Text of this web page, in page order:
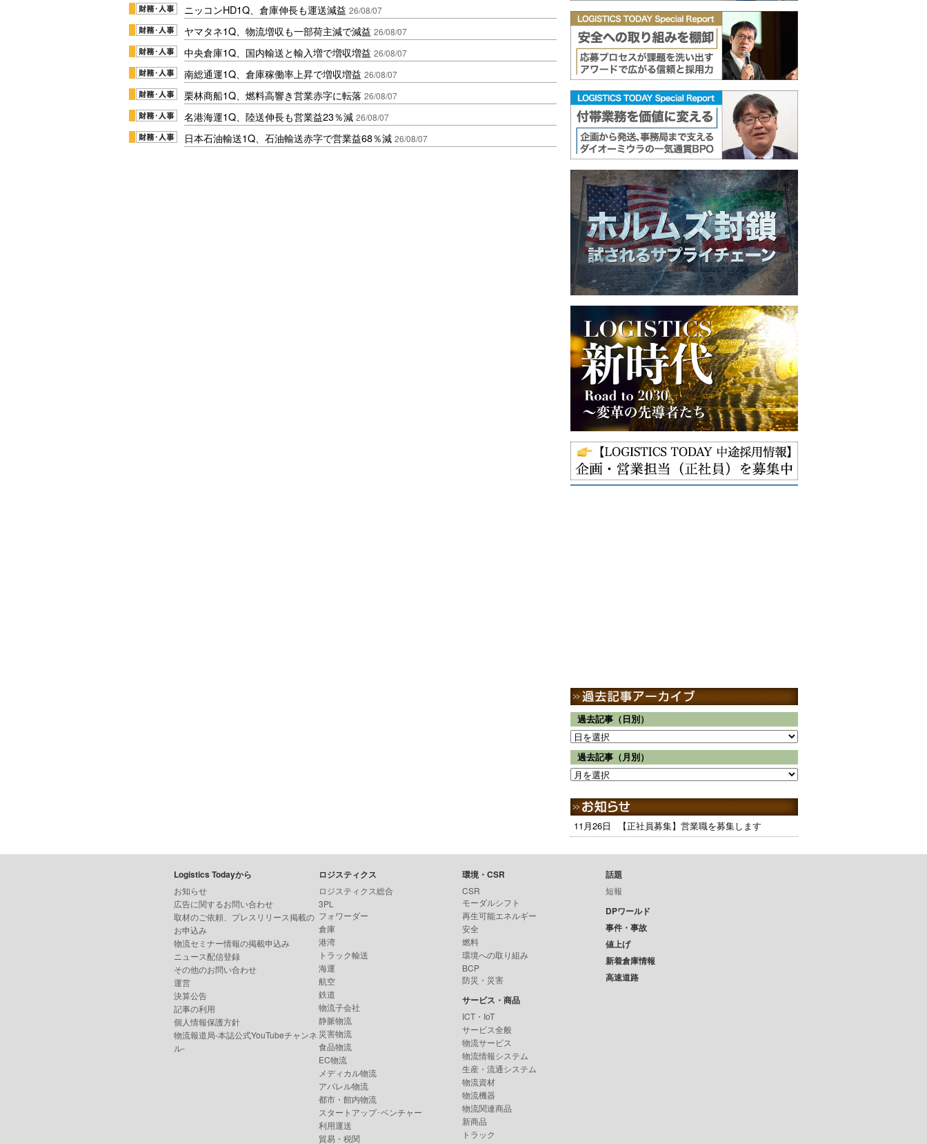
ニッコンHD1Q、倉庫伸長も運送減益 26/08/07
ヤマタネ1Q、物流増収も一部荷主減で減益 26/08/07
中央倉庫1Q、国内輸送と輸入増で増収増益 26/08/07
南総通運1Q、倉庫稼働率上昇で増収増益 26/08/07
栗林商船1Q、燃料高響き営業赤字に転落 26/08/07
名港海運1Q、陸送伸長も営業益23％減 26/08/07
日本石油輸送1Q、石油輸送赤字で営業益68％減 26/08/07
過去記事（日別）
過去記事（月別）
11月26日 【正社員募集】営業職を募集します
Logistics Todayから
お知らせ
広告に関するお問い合わせ
取材のご依頼、プレスリリース掲載の
お申込み
物流セミナー情報の掲載申込み
ニュース配信登録
その他のお問い合わせ
運営
決算公告
記事の利用
個人情報保護方針
物流報道局-本誌公式YouTubeチャンネ
ル-
ロジスティクス
ロジスティクス総合
3PL
フォワーダー
倉庫
港湾
トラック輸送
海運
航空
鉄道
物流子会社
静脈物流
災害物流
食品物流
EC物流
メディカル物流
アパレル物流
都市・館内物流
スタートアップ･ベンチャー
利用運送
貿易・税関
環境・CSR
CSR
モーダルシフト
再生可能エネルギー
安全
燃料
環境への取り組み
BCP
防災・災害
サービス・商品
ICT・IoT
サービス全般
物流サービス
物流情報システム
生産・流通システム
物流資材
物流機器
物流関連商品
新商品
トラック
話題
短報
DPワールド
事件・事故
値上げ
新着倉庫情報
高速道路